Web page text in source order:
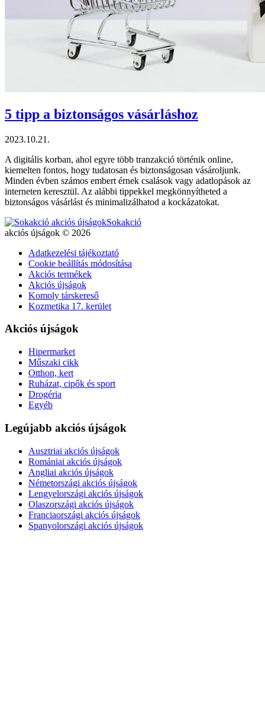
5 tipp a biztonságos vásárláshoz
2023.10.21.
A digitális korban, ahol egyre több tranzakció történik online,
kiemelten fontos, hogy tudatosan és biztonságosan vásároljunk.
Minden évben számos embert érnek csalások vagy adatlopások az
interneten keresztül. Az alábbi tippekkel megkönnyítheted a
biztonságos vásárlást és minimalizálhatod a kockázatokat.
Sokakció
akciós újságok © 2026
Adatkezelési tájékoztató
Cookie beállítás módosítása
Akciós termékek
Akciós újságok
Komoly társkereső
Kozmetika 17. kerület
Akciós újságok
Hipermarket
Műszaki cikk
Otthon, kert
Ruházat, cipők és sport
Drogéria
Egyéb
Legújabb akciós újságok
Ausztriai akciós újságok
Romániai akciós újságok
Angliai akciós újságok
Németországi akciós újságok
Lengyelországi akciós újságok
Olaszországi akciós újságok
Franciaországi akciós újságok
Spanyolországi akciós újságok